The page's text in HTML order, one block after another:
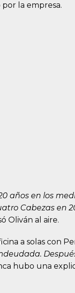
la empresa.
años en los
Cabezas en
Oliván al aire.
a solas con
hubo una